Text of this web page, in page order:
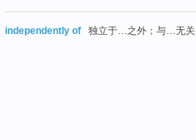
independently of 独立于…之外；与…无关